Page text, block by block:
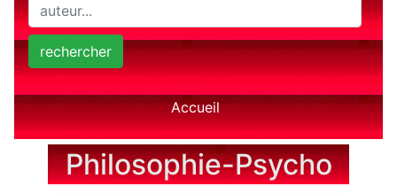
rechercher
Accueil
Philosophie-Psycho